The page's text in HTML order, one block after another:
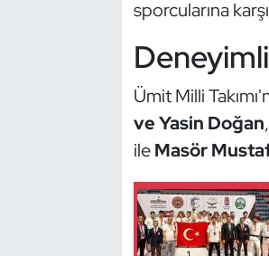
sporcularına
Ümit Milli
ve Yasin Doğan,
ileMasör